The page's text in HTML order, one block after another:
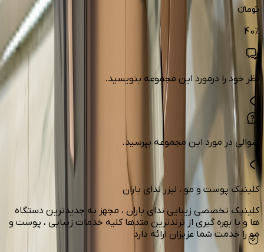
تومانءء
40%
نظر خود را درمورد این مجموعه بنویسید.
سوالی در مورد این مجموعه بپرسید.
کلینیک پوست و مو ، لیزر ندای باران
کلینیک تخصصی زیبایی ندای باران ، مجهز به جدیدترین دستگاه
ها و با بهره گیری از ترندترین متدها کلیه خدمات زیبایی ، پوست و
مو را خدمت شما عزیزان ارائه دارد